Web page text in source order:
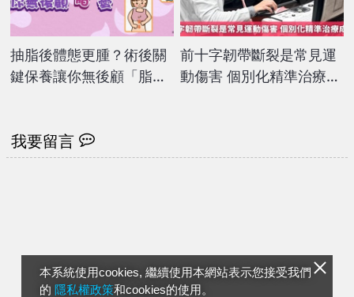
本系統使用cookies, 繼續使用本網站表示您接受我們
的 隱私權政策和cookies的使用。
抽脂後體態更腫？術後關
鍵保養讓你無後顧「脂」
前十字韌帶斷裂是常見運
動傷害 個別化精準治療成
我要留言